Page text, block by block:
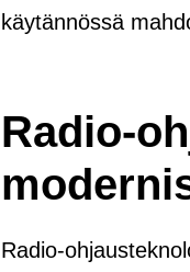
käytännössä
Radio-
Radio-